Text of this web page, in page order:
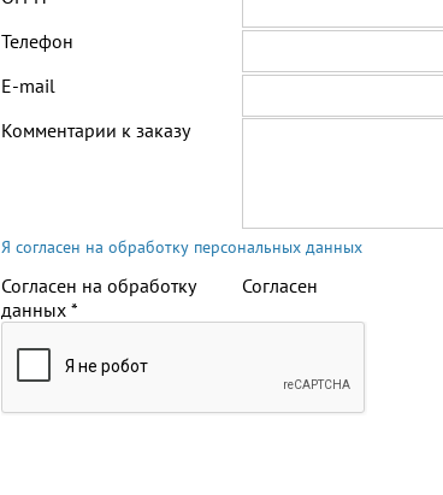
Телефон
E-mail
Комментарии к заказу
Я согласен на обработку персональных данных
Согласен на обработку
данных *
Согласен